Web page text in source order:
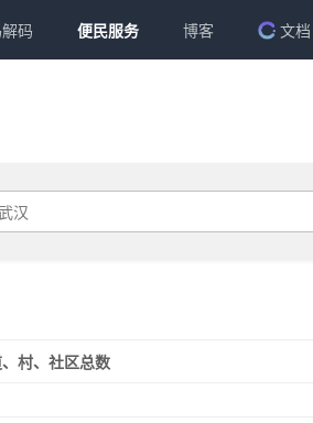
码 便民服务 博客 文档
村、社区总数